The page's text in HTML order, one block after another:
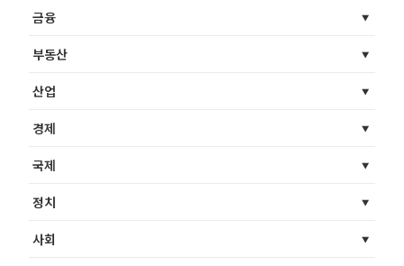
금융
부동산
산업
경제
국제
정치
사회